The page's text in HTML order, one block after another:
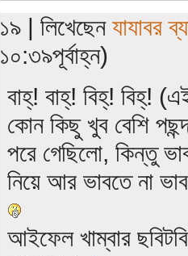
১৯ | লিখেছেন যাযাবর
১০:৩৯পূর্বাহ্ন)
বাহ্‌! বাহ্‌! বিহ্‌! বিহ্‌!
কোন কিছু খুব বেশি
পরে গেছিলো, কিন্তু
নিয়ে আর ভাবতে না
আইফেল খাম্বার